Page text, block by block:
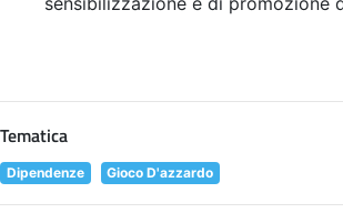
Tematica
Dipendenze Gioco D'azzardo